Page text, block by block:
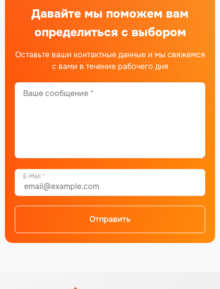
Давайте мы поможем вам
определиться с выбором
Оставьте ваши контактные данные и мы свяжемся
с вами в течение рабочего дня
E-Mail *
Отправить